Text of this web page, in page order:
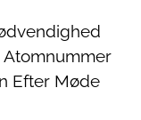
Efter Møde